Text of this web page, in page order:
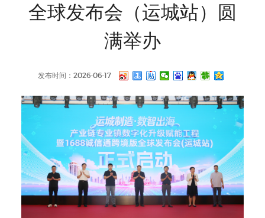
全球发布会（运城站）圆
满举办
发布时间：2026-06-17